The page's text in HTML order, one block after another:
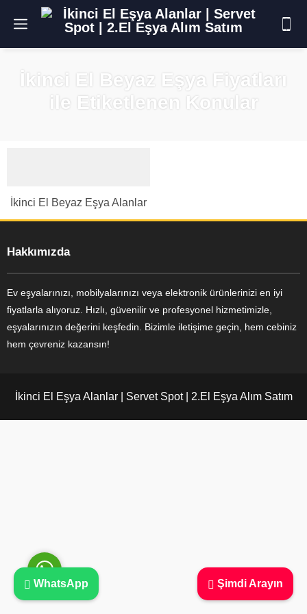
İkinci El Beyaz Eşya Fiyatları
ile Etiketlenen Konular
İkinci El Beyaz Eşya Alanlar
Hakkımızda
Ev eşyalarınızı, mobilyalarınızı veya elektronik ürünlerinizi en iyi
fiyatlarla alıyoruz. Hızlı, güvenilir ve profesyonel hizmetimizle,
eşyalarınızın değerini keşfedin. Bizimle iletişime geçin, hem cebiniz
hem çevreniz kazansın!
İkinci El Eşya Alanlar | Servet Spot | 2.El Eşya Alım Satım
Şimdi Arayın
WhatsApp